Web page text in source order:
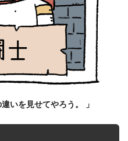
いを見せてやろう。 」